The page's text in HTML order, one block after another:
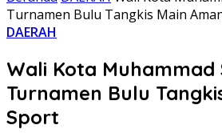
Turnamen Bulu Tangkis Main
DAERAH
Wali Kota Muhammad
Turnamen Bulu
Sport